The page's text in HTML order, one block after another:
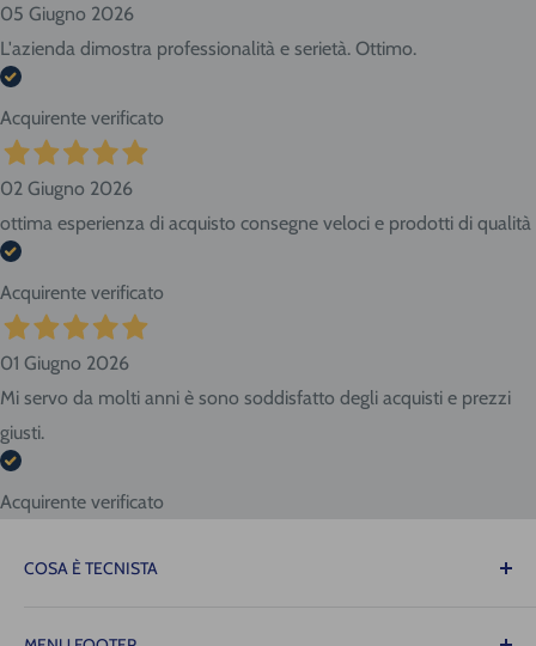
05 Giugno 2026
L'azienda dimostra professionalità e serietà. Ottimo.
Acquirente verificato
02 Giugno 2026
ottima esperienza di acquisto consegne veloci e prodotti di qualità
Acquirente verificato
01 Giugno 2026
Mi servo da molti anni è sono soddisfatto degli acquisti e prezzi
giusti.
Acquirente verificato
COSA È TECNISTA